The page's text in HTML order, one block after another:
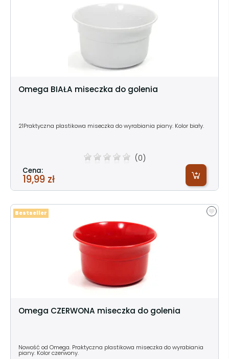
Omega BIAŁA miseczka do golenia
21Praktyczna plastikowa miseczka do wyrabiania piany. Kolor biały.
(0)
Cena:
19,99 zł
Omega CZERWONA miseczka do golenia
Nowość od Omega. Praktyczna plastikowa miseczka do wyrabiania
piany. Kolor czerwony.
Bestseller